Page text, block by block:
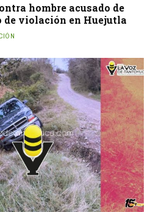
hombre acusado de
de violación en Huejutla